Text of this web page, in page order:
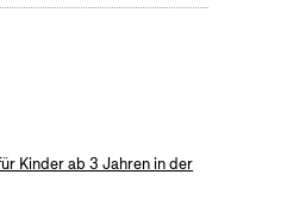
Kinder ab 3 Jahren in der